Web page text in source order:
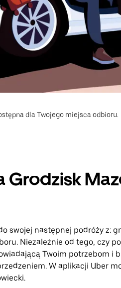
dla Twojego miejsca odbioru.
Grodzisk
swojej następnej podróży z:
Niezależnie od tego, czy
Twoim potrzebom i
W aplikacji Uber